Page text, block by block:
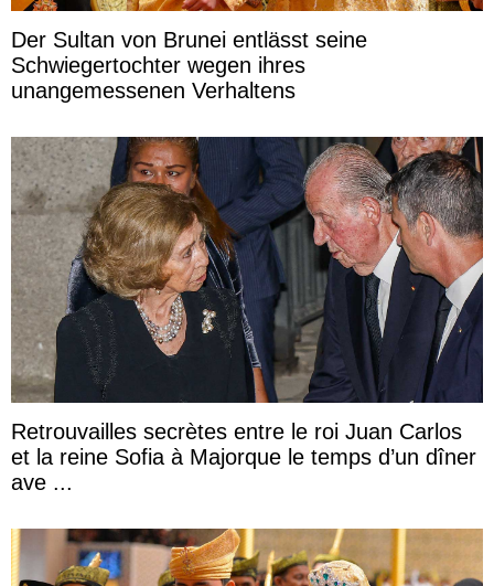
Der Sultan von Brunei entlässt seine
Schwiegertochter wegen ihres
unangemessenen Verhaltens
Retrouvailles secrètes entre le roi Juan Carlos
et la reine Sofia à Majorque le temps d’un dîner
ave ...